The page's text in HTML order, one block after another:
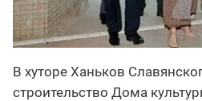
В хуторе Ханьков
строительство Дома